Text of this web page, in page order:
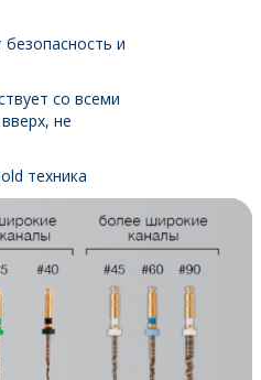
и
со всеми
не
техника